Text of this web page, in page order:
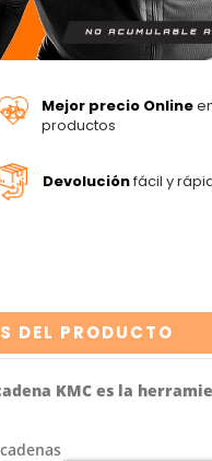
Mejor precio Online
productos
Devoluciónfácil y
DEL PRODUCTO
KMC es la